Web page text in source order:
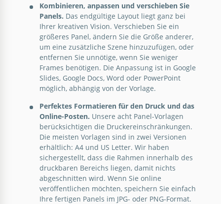
Google Slides
8 Panel Comic Strip Vorlage –
Schulthema für Bildung
Google Slides
Kombinieren, anpassen und verschieben Sie
Panels. Das endgültige Layout liegt ganz bei
Ihrer kreativen Vision. Verschieben Sie ein
größeres Panel, ändern Sie die Größe anderer,
um eine zusätzliche Szene hinzuzufügen, oder
entfernen Sie unnötige, wenn Sie weniger
Frames benötigen. Die Anpassung ist in Google
Slides, Google Docs, Word oder PowerPoint
möglich, abhängig von der Vorlage.
Perfektes Formatieren für den Druck und das
Online-Posten. Unsere acht Panel-Vorlagen
berücksichtigen die Druckereinschränkungen.
Die meisten Vorlagen sind in zwei Versionen
erhältlich: A4 und US Letter. Wir haben
sichergestellt, dass die Rahmen innerhalb des
druckbaren Bereichs liegen, damit nichts
abgeschnitten wird. Wenn Sie online
veröffentlichen möchten, speichern Sie einfach
Ihre fertigen Panels im JPG- oder PNG-Format.